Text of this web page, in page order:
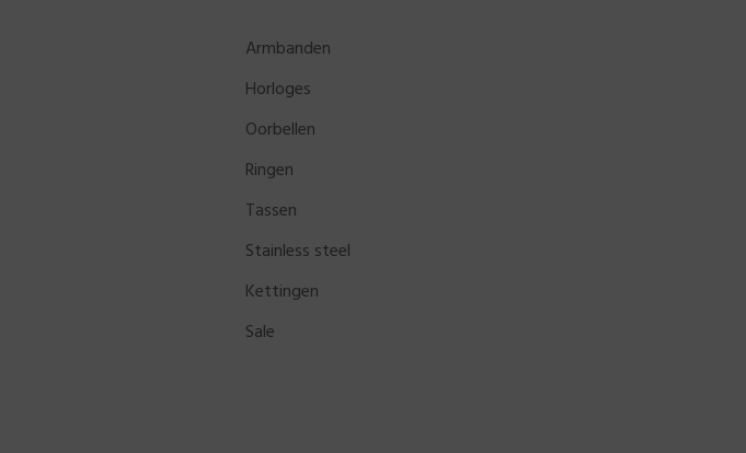
Armbanden
Horloges
Oorbellen
Ringen
Tassen
Stainless steel
Kettingen
Sale